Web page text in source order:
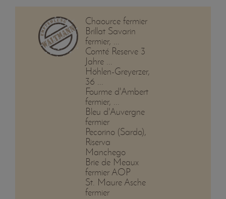
Chaource fermier
Brillat Savarin
fermier, ...
Comté Reserve 3
Jahre ...
Höhlen-Greyerzer,
36 ...
Fourme d'Ambert
fermier, ...
Bleu d'Auvergne
fermier
Pecorino (Sardo),
Riserva
Manchego
Brie de Meaux
fermier AOP
St. Maure Asche
fermier